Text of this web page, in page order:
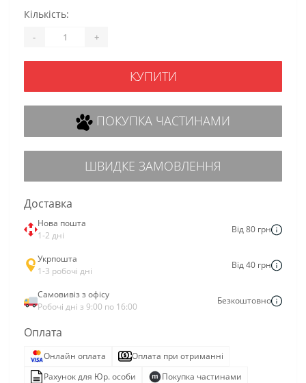
Кількість:
- +
КУПИТИ
ПОКУПКА ЧАСТИНАМИ
ШВИДКЕ ЗАМОВЛЕННЯ
Доставка
Нова пошта
1-2 дні
Від 80 грн
Укрпошта
1-3 робочі дні
Від 40 грн
Самовивіз з офісу
Робочі дні з 9:00 по 16:00
Безкоштовно
Оплата
Онлайн оплата
Оплата при отриманні
Рахунок для Юр. особи
Покупка частинами